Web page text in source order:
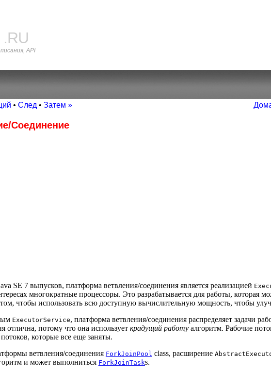
.RU
API
• След • Затем »
Соединение
SE 7 выпусков, платформа ветвления/соединения является реализацией
многократные процессоры. Это разрабатывается для работы, которая
том, чтобы использовать всю доступную вычислительную мощность, чтобы
ExecutorService, платформа ветвления/соединения распределяет задачи
отлична, потому что она использует крадущий работу алгоритм. Рабочие
которые все еще заняты.
ветвления/соединения ForkJoinPool class, расширение
и может выполниться ForkJoinTasks.